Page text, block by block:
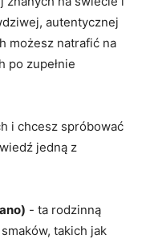
autentycznej⁢
możesz‌ natrafić ‌na
po zupełnie
i chcesz​ spróbować
jedną z
⁣- ‌ta rodzinną
takich jak